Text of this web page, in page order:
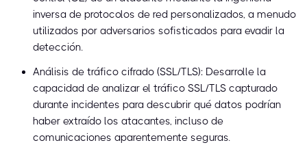
inversa de protocolos de red personalizados, a menudo
utilizados por adversarios sofisticados para evadir la
detección.
Análisis de tráfico cifrado (SSL/TLS): Desarrolle la
capacidad de analizar el tráfico SSL/TLS capturado
durante incidentes para descubrir qué datos podrían
haber extraído los atacantes, incluso de
comunicaciones aparentemente seguras.